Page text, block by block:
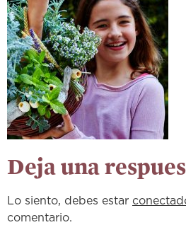
Deja una
Lo siento, debes estar
comentario.